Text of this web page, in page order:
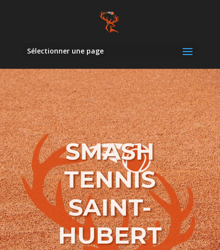
Sélectionner une page
SMASH
TENNIS
SAINT-
HUBERT